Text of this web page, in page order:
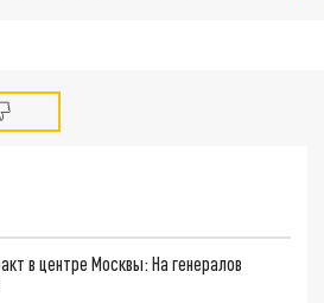
в центре Москвы: На генералов